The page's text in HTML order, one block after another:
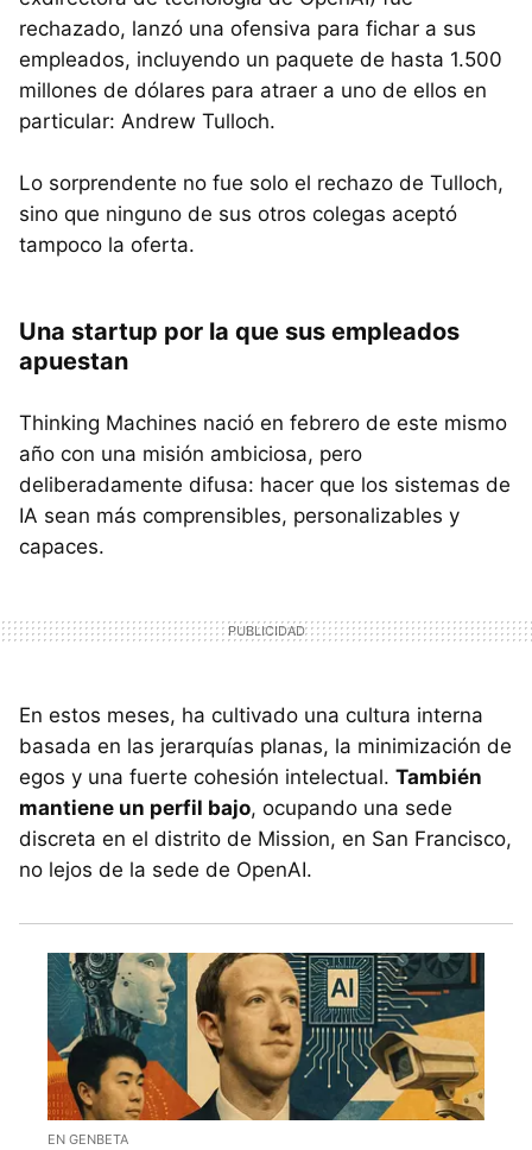
rechazado, lanzó una ofensiva para fichar a sus
empleados, incluyendo un paquete de hasta 1.500
millones de dólares para atraer a uno de ellos en
particular: Andrew Tulloch.
Lo sorprendente no fue solo el rechazo de Tulloch,
sino que ninguno de sus otros colegas aceptó
tampoco la oferta.
Una startup por la que sus empleados
apuestan
Thinking Machines nació en febrero de este mismo
año con una misión ambiciosa, pero
deliberadamente difusa: hacer que los sistemas de
IA sean más comprensibles, personalizables y
capaces.
En estos meses, ha cultivado una cultura interna
basada en las jerarquías planas, la minimización de
egos y una fuerte cohesión intelectual. También
mantiene un perfil bajo, ocupando una sede
discreta en el distrito de Mission, en San Francisco,
no lejos de la sede de OpenAI.
EN GENBETA